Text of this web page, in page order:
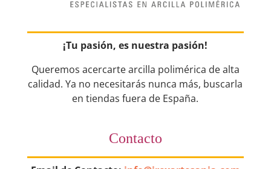
¡Tu pasión, es nuestra pasión!
Queremos acercarte arcilla polimérica de alta
calidad. Ya no necesitarás nunca más, buscarla
en tiendas fuera de España.
Contacto